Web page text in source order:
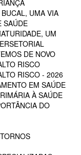
UMA VIA
SAÚDE
UM
DE NOVO
RISCO
RISCO - 2026
EM SAÚDE
À SAÚDE
DO